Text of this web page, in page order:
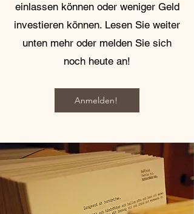
einlassen können oder weniger Geld
investieren können. Lesen Sie weiter
unten mehr oder melden Sie sich
noch heute an!
Anmelden!